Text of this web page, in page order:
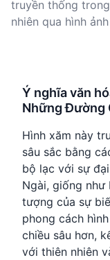
truyền thống
nhiên qua hình
Ý nghĩa văn
Những Đường
Hình xăm này
sâu sắc bằng
bộ lạc với sự
Ngài, giống
tượng của sự
phong cách
chiều sâu hơn,
với thiên nhiên